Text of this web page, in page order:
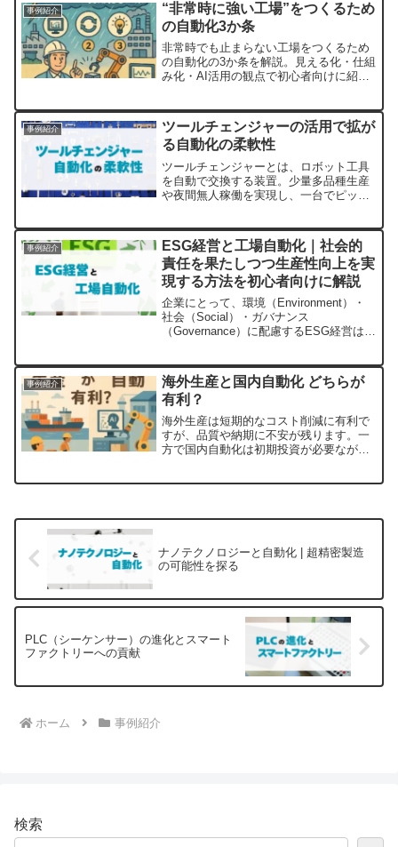
事例紹介
“非常時に強い工場”をつくるため
の自動化3か条
非常時でも止まらない工場をつくるため
の自動化の3か条を解説。見える化・仕組
み化・AI活用の観点で初心者向けに紹
事例紹介
ツールチェンジャーの活用で拡が
る自動化の柔軟性
ツールチェンジャーとは、ロボット工具
を自動で交換する装置。少量多品種生産
や夜間無人稼働を実現し、一台でピッキ
向けに解説し、自動車部品・電子部品・
食品包装ラインの事例も紹介。
事例紹介
ESG経営と工場自動化｜社会的
責任を果たしつつ生産性向上を実
現する方法を初心者向けに解説
企業にとって、環境（Environment）・
社会（Social）・ガバナンス
（Governance）に配慮するESG経営は、
減や労働環境の改善、透明性のある運営
が強く...
事例紹介
海外生産と国内自動化 どちらが
有利？
海外生産は短期的なコスト削減に有利で
すが、品質や納期に不安が残ります。一
方で国内自動化は初期投資が必要なが
上で戦略を立てることが重要です。両者
からの製造業における鍵となるでしょ
う。
ナノテクノロジーと自動化 | 超精密製造
の可能性を探る
PLC（シーケンサー）の進化とスマート
ファクトリーへの貢献
ホーム 事例紹介
検索